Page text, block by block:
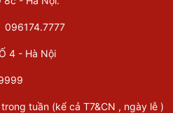
096174.7777
4 - Hà Nội
tuần (kể cả T7&CN , ngày lễ )